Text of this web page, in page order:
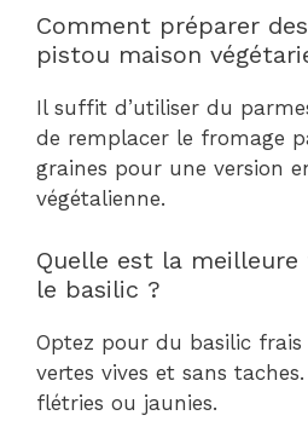
Comment préparer
pistou maison
Il suffit d’utiliser du
de remplacer le fromage
graines pour une version
végétalienne.
Quelle est la
le basilic ?
Optez pour du basilic frais
vertes vives et sans
flétries ou jaunies.